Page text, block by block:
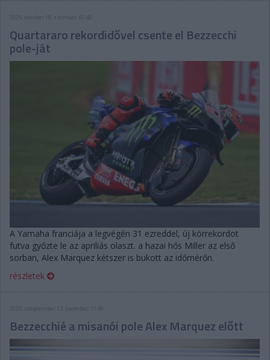
2025. október 18. szombat, 02:40
Quartararo rekordidővel csente el Bezzecchi
pole-ját
A Yamaha franciája a legvégén 31 ezreddel, új körrekordot
futva győzte le az apriliás olaszt. a hazai hős Miller az első
sorban, Alex Marquez kétszer is bukott az időmérőn.
részletek
2025. szeptember 13. szombat, 11:40
Bezzecchié a misanói pole Alex Marquez előtt